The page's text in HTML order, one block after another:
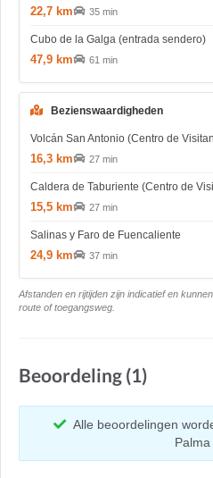
22,7 km 35 min
Cubo de la Galga (entrada sendero)
47,9 km 61 min
Bezienswaardigheden
Volcán San Antonio (Centro de
16,3 km 27 min
Caldera de Taburiente (Centro de
15,5 km 27 min
Salinas y Faro de Fuencaliente
24,9 km 37 min
Afstanden en rijtijden zijn indicatief en
route of toegangsweg.
Beoordeling (1)
Alle beoordelingen
Palma